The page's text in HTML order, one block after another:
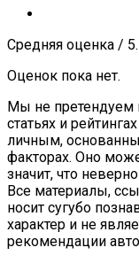
Средняя оценка /
Оценок пока нет.
Мы не претендуем
статьях и
личным,
факторах. Оно
значит, что
Все материалы,
носит сугубо
характер и не
рекомендации